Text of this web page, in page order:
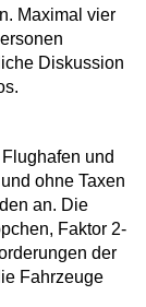
Maximal vier
Diskussion
und
ohne Taxen
an. Die
Faktor 2-
der
Fahrzeuge